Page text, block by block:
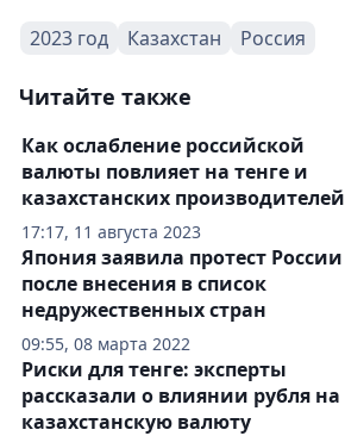
2023 год Казахстан Россия
Читайте также
17:17, 11 августа 2023
Как ослабление российской
валюты повлияет на тенге и
казахстанских производителей
09:55, 08 марта 2022
Япония заявила протест России
после внесения в список
недружественных стран
Риски для тенге: эксперты
рассказали о влиянии рубля на
казахстанскую валюту